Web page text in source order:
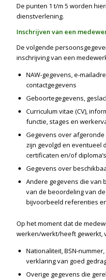
De punten 1 t/m 5 worden
dienstverlening.
Inschrijven van een
De volgende
inschrijving van een
NAW-gegevens, e-
contactgegevens
Geboortegegevens,
Curriculum vitae (CV),
functie, stages en
Gegevens over
zijn gevolgd en eventueel
certificaten en/of
Gegevens over
Andere gegevens die van
van de beoordeling van
bijvoorbeeld referenties
Op het moment dat de
werken/werkt/heeft gewerkt,
Nationaliteit, BSN-
verklaring van goed gedrag
Overige gegevens die